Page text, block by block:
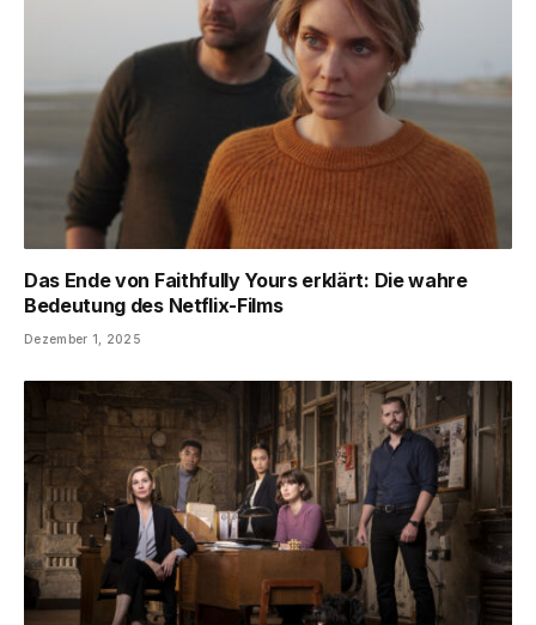
Das Ende von Faithfully Yours erklärt: Die wahre
Bedeutung des Netflix-Films
Dezember 1, 2025